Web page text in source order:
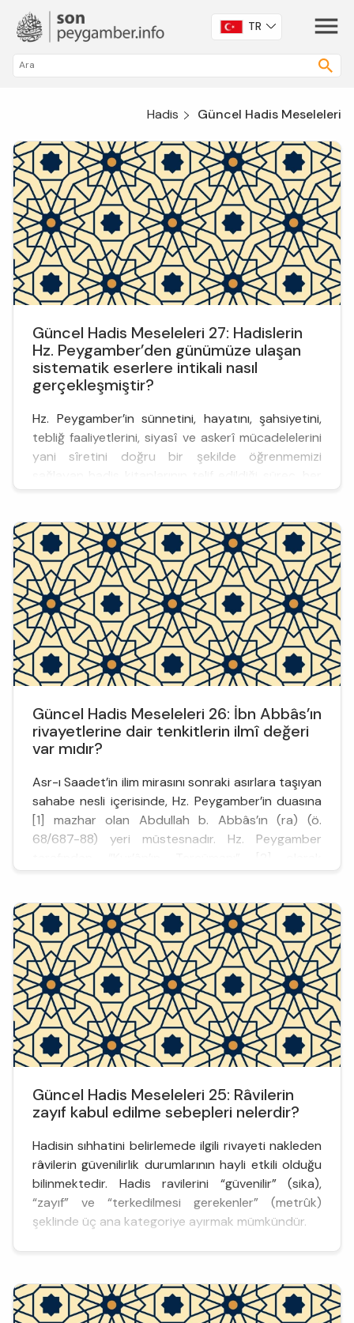
TR
Hadis Güncel Hadis Meseleleri
Güncel Hadis Meseleleri 27: Hadislerin
Hz. Peygamber’den günümüze ulaşan
sistematik eserlere intikali nasıl
gerçekleşmiştir?
Hz. Peygamber’in sünnetini, hayatını, şahsiyetini,
tebliğ faaliyetlerini, siyasî ve askerî mücadelelerini
yani sîretini doğru bir şekilde öğrenmemizi
zaman bir merak konusu olmuştur. Bu konu,
ulaşmadığını iddia edenlerin de üzerinde durduğu
bir meseledir. Hadislerin Hz. Peygamber’den
günümüze ulaşan sis...
Güncel Hadis Meseleleri 26: İbn Abbâs’ın
rivayetlerine dair tenkitlerin ilmî değeri
var mıdır?
Asr-ı Saadet’in ilim mirasını sonraki asırlara taşıyan
sahabe nesli içerisinde, Hz. Peygamber’in duasına
[1] mazhar olan Abdullah b. Abbâs’ın (ra) (ö.
68/687-88) yeri müstesnadır. Hz. Peygamber
vasıflandırılmasının yanı sıra “Ümmetin Bilgini” [3] ve
edilmiştir. İbn Abbâs, ne yazık ki modern dönemde
çeşit...
Güncel Hadis Meseleleri 25: Râvilerin
zayıf kabul edilme sebepleri nelerdir?
Hadisin sıhhatini belirlemede ilgili rivayeti nakleden
râvilerin güvenilirlik durumlarının hayli etkili olduğu
bilinmektedir. Hadis ravilerini “güvenilir” (sika),
“zayıf” ve “terkedilmesi gerekenler” (metrûk)
şeklinde üç ana kategoriye ayırmak mümkündür.
Hadis terminolojisinde adâlet ve za...